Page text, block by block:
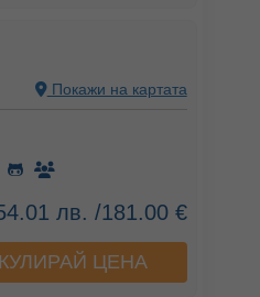
Покажи на картата
лв. /181.00 €
ЦЕНА